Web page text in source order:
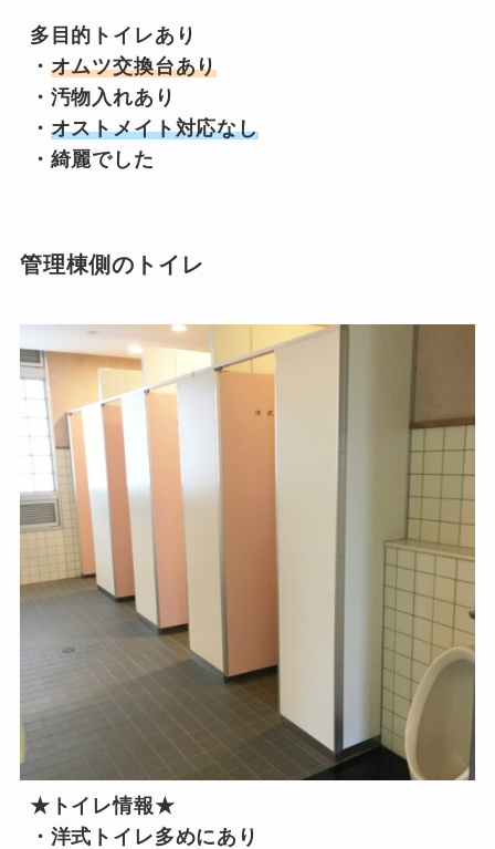
多目的トイレあり
・ オムツ交換台あり
・汚物入れあり
・ オストメイト対応なし
・綺麗でした
管理棟側のトイレ
★トイレ情報★
・洋式トイレ多めにあり